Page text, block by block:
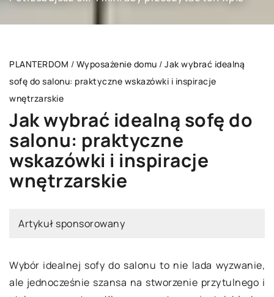
PLANTERDOM / Wyposażenie domu / Jak wybrać idealną
sofę do salonu: praktyczne wskazówki i inspiracje
wnętrzarskie
Jak wybrać idealną sofę do
salonu: praktyczne
wskazówki i inspiracje
wnętrzarskie
Artykuł sponsorowany
Wybór idealnej sofy do salonu to nie lada wyzwanie,
ale jednocześnie szansa na stworzenie przytulnego i